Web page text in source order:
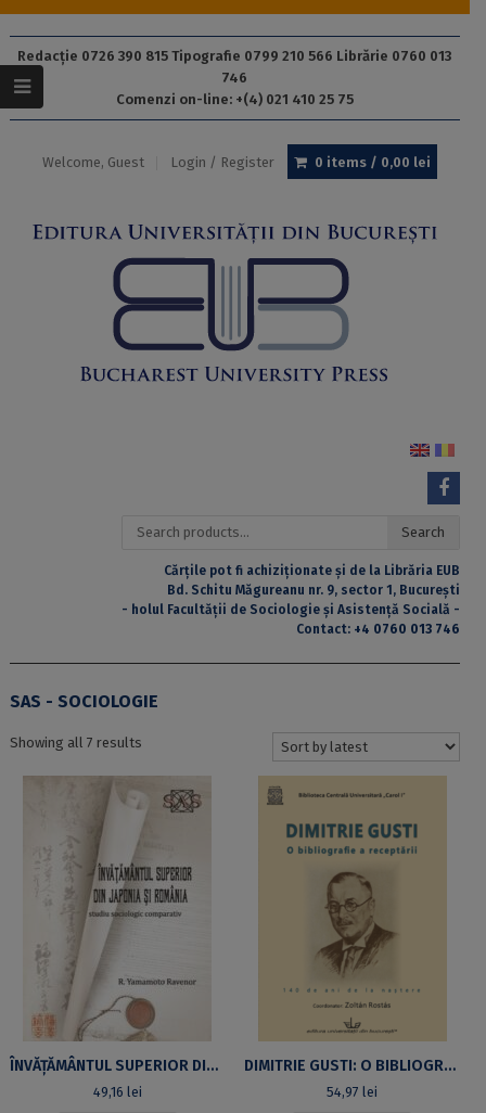
Redacție 0726 390 815 Tipografie 0799 210 566 Librărie 0760 013
746
Comenzi on-line: +(4) 021 410 25 75
Welcome, Guest Login / Register 0 items / 0,00 lei
Search
Search
Cărțile pot fi achiziționate și de la Librăria EUB
Bd. Schitu Măgureanu nr. 9, sector 1, București
- holul Facultății de Sociologie și Asistență Socială -
Contact: +4 0760 013 746
SAS - SOCIOLOGIE
Showing all 7 resultsSorted
ÎNVĂȚĂMÂNTUL SUPERIOR DIN JAPONIA ȘI ROMÂNIA. STUDIU SOCIOLOGIC ȘI COMPARATIV
49,16 lei
DIMITRIE GUSTI: O BIBLIOGRAFIE A RECEPTĂRII
54,97lei